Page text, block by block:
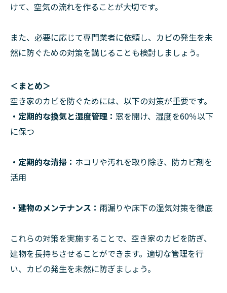
けて、空気の流れを作ることが大切です。
また、必要に応じて専門業者に依頼し、カビの発生を未
然に防ぐための対策を講じることも検討しましょう。
＜まとめ＞
空き家のカビを防ぐためには、以下の対策が重要です。
・定期的な換気と湿度管理： 窓を開け、湿度を60％以下
に保つ
・定期的な清掃： ホコリや汚れを取り除き、防カビ剤を
活用
・建物のメンテナンス： 雨漏りや床下の湿気対策を徹底
これらの対策を実施することで、空き家のカビを防ぎ、
建物を長持ちさせることができます。適切な管理を行
い、カビの発生を未然に防ぎましょう。